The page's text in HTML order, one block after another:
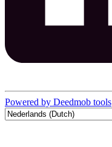
Powered by Deedmob tools